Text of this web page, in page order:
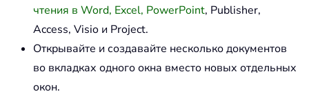
чтения в Word, Excel, PowerPoint, Publisher,
Access, Visio и Project.
Открывайте и создавайте несколько документов
во вкладках одного окна вместо новых отдельных
окон.